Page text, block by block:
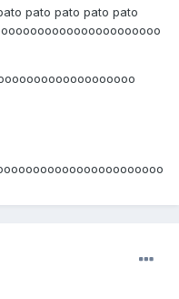
pato pato pato pato